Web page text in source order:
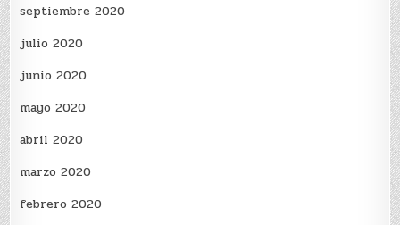
septiembre 2020
julio 2020
junio 2020
mayo 2020
abril 2020
marzo 2020
febrero 2020